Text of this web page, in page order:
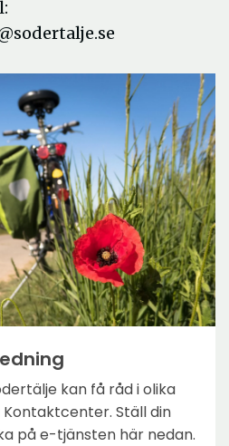
kan få råd i olika
Ställ din
på e-tjänsten här nedan.